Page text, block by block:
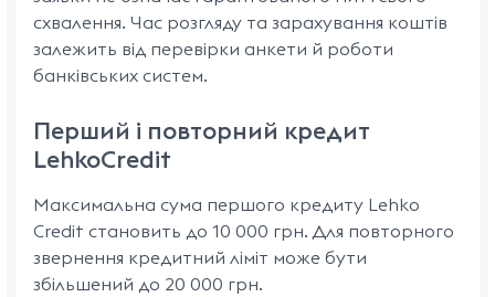
схвалення. Час розгляду та зарахування коштів
залежить від перевірки анкети й роботи
банківських систем.
Перший і повторний кредит
LehkoCredit
Максимальна сума першого кредиту Lehko
Credit становить до 10 000 грн. Для повторного
звернення кредитний ліміт може бути
збільшений до 20 000 грн.